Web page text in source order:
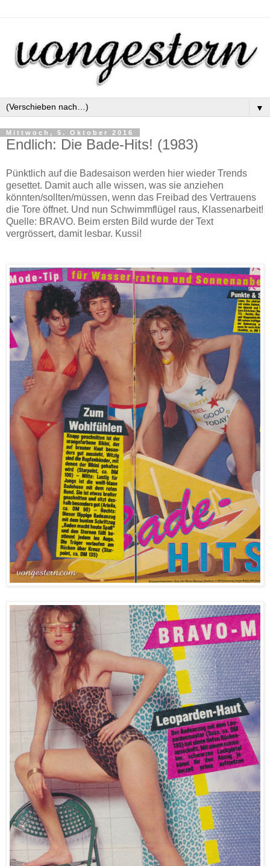
▼
Mittwoch, 5. Oktober 2016
Endlich: Die Bade-Hits! (1983)
Pünktlich auf die Badesaison werden hier wieder Trends
gesettet. Damit auch alle wissen, was sie anziehen
könnten/sollten/müssen, wenn das Freibad des Vertrauens
die Tore öffnet. Und nun Schwimmflügel raus, Klassenarbeit!
Quelle: BRAVO. Beim ersten Bild wurde der Text
vergrössert, damit lesbar. Kussi!